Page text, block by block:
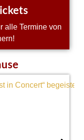
alle Termine von